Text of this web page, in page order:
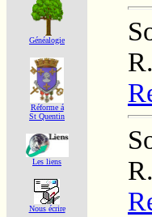
Généalogie
Réforme á
St Quentin
Les liens
Nous écrire